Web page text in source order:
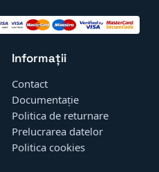
Informații
Contact
Documentație
Politica de returnare
Prelucrarea datelor
Politica cookies